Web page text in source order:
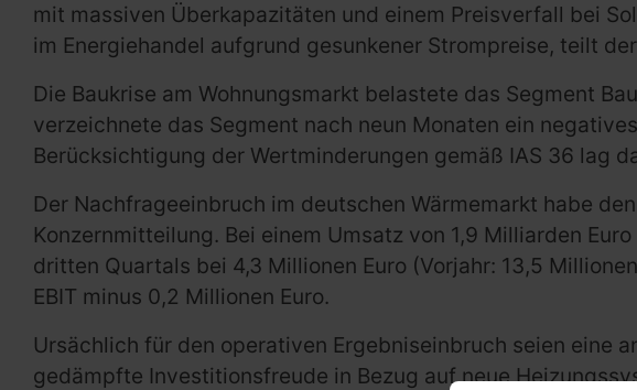
mit massiven Überkapazitäten und einem Preisverfall bei
im Energiehandel aufgrund gesunkener Strompreise, teilt
Die Baukrise am Wohnungsmarkt belastete das Segment
verzeichnete das Segment nach neun Monaten ein
Berücksichtigung der Wertminderungen gemäß IAS 36 lag
Der Nachfrageeinbruch im deutschen Wärmemarkt habe
Konzernmitteilung. Bei einem Umsatz von 1,9 Milliarden
dritten Quartals bei 4,3 Millionen Euro (Vorjahr: 13,5
EBIT minus 0,2 Millionen Euro.
Ursächlich für den operativen Ergebniseinbruch seien eine
gedämpfte Investitionsfreude in Bezug auf neue